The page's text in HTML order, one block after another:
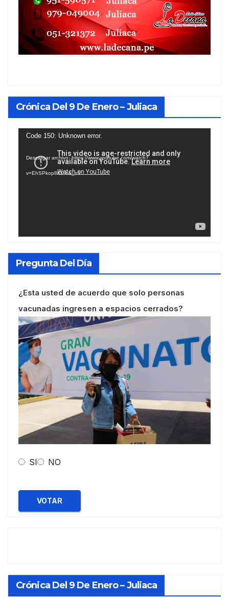
Crónica Del 9 De Enero – Juliaca
Reproductor
vídeo
Code 150: Unknown error.
Descargar archivo: https://www.youtube.com/watch?
v=EhSPkop8KPY&_=1
Pregunta Del Día
¿Esta usted de acuerdo que solo personas
vacunadas ingresen a espacios cerrados?
SI NO
VOTAR
Crónica Del 9 De Enero – Juliaca